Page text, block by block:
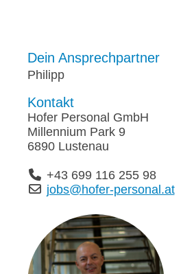
Dein Ansprechpartner
Philipp
Kontakt
Hofer Personal GmbH
Millennium Park 9
6890 Lustenau
+43 699 116 255 98
jobs@hofer-personal.at